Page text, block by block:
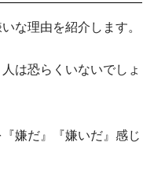
な理由を紹介します。
は恐らくいないでしょ
嫌だ』『嫌いだ』感じ